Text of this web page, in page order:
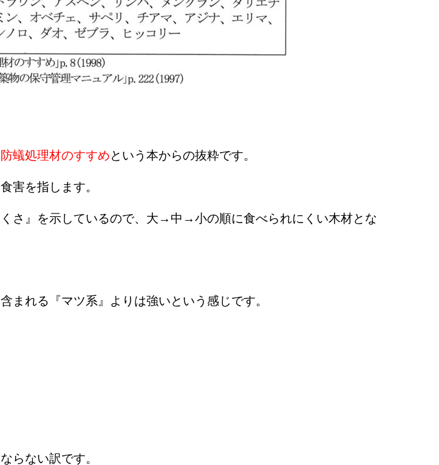
蟻処理材のすすめという本からの抜粋です。
害を指します。
さ』を示しているので、大→中→小の順に食べられにくい木材とな
まれる『マツ系』よりは強いという感じです。
らない訳です。